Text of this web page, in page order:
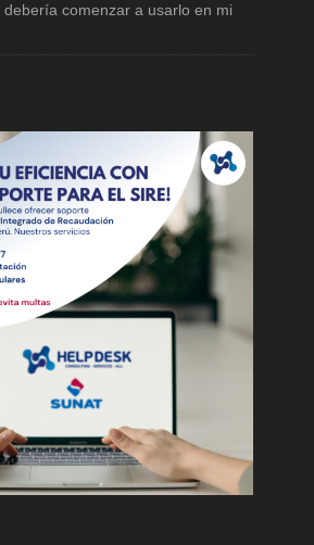
comenzar a usarlo en mi